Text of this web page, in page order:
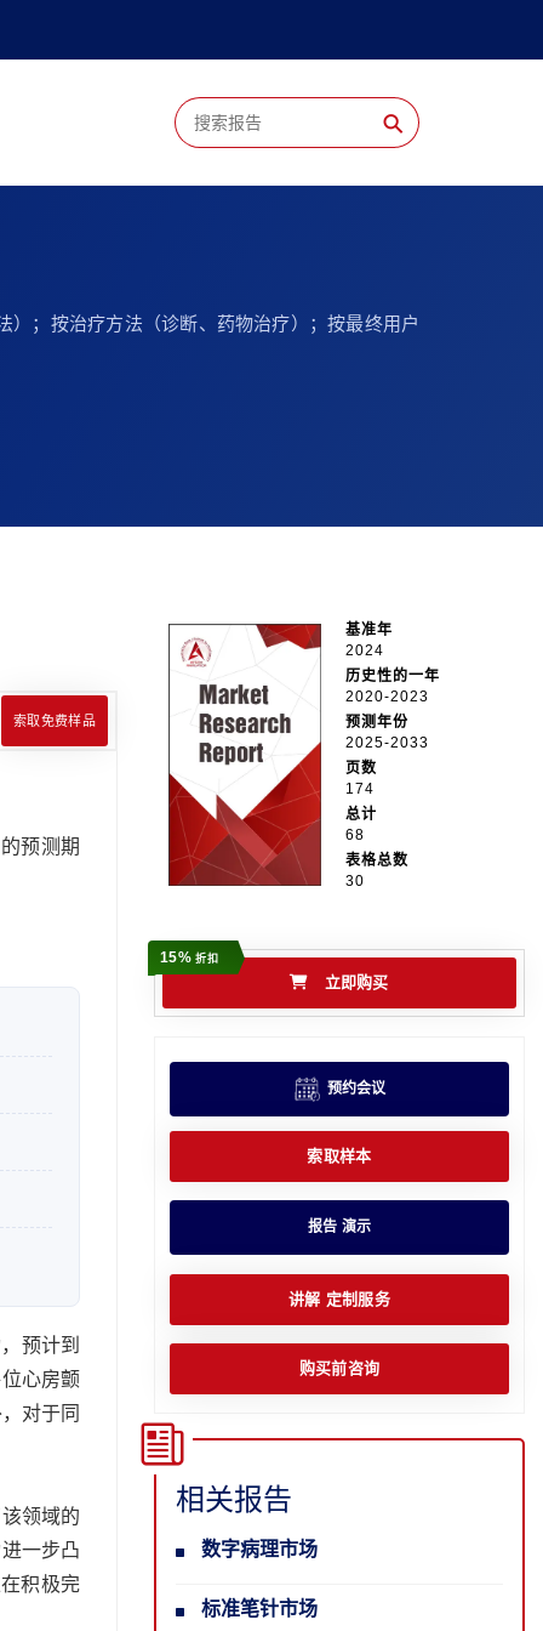
⚲
；按治疗方法（诊断、药物治疗）；按最终用户
索取免费样品
预测期
预计到
心房颤
对于同
领域的
一步凸
积极完
基准年
2024
历史性的一年
2020-2023
预测年份
2025-2033
页数
174
总计
68
表格总数
30
15%折扣
立即购买
预约会议
索取样本
报告 演示
讲解 定制服务
购买前咨询
相关报告
数字病理市场
标准笔针市场